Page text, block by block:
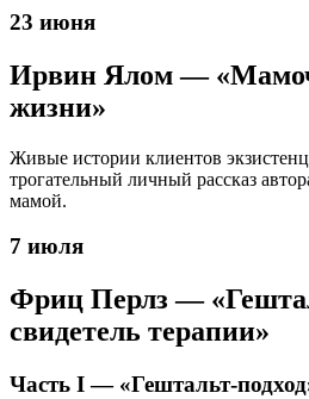
23 июня
Ирвин Ялом —
жизни»
Живые истории клиентов
трогательный личный рассказ
мамой.
7 июля
Фриц Перлз —
свидетель терапии»
Часть I — «Гештальт-